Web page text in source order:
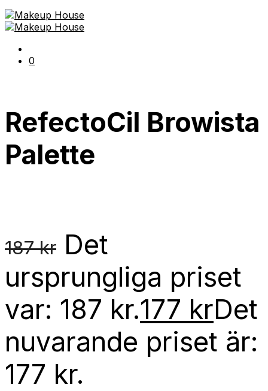
0
RefectoCil Browista
Palette
187kr Det
ursprungliga priset
var: 187 kr.177 krDet
nuvarande priset är:
177 kr.